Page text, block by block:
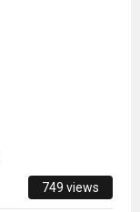
749 views